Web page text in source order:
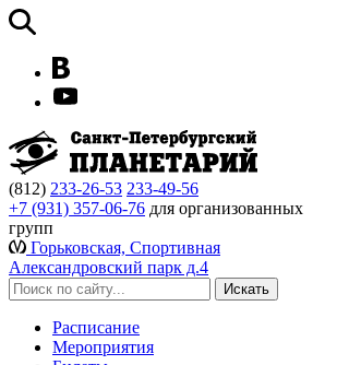
(812) 233-26-53 233-49-56
+7 (931) 357-06-76 для организованных
групп
Горьковская, Спортивная
Александровский парк д.4
Расписание
Мероприятия